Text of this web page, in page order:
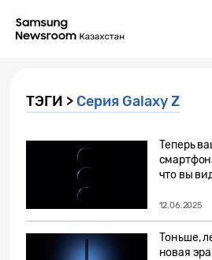
ТЭГИ > Серия Galaxy Z
Теперь
что вы
12.06.2025
Тоньше,
новая